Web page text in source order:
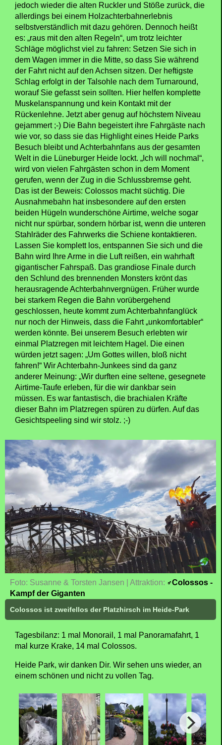
jedoch wieder die alten Ruckler und Stöße zurück, die
allerdings bei einem Holzachterbahnerlebnis
selbstverständlich mit dazu gehören. Dennoch heißt
es: „raus mit den alten Regeln“, um trotz leichter
Schläge möglichst viel zu fahren: Setzen Sie sich in
dem Wagen immer in die Mitte, so dass Sie während
der Fahrt nicht auf den Achsen sitzen. Der heftigste
Schlag erfolgt in der Talsohle nach dem Turnaround,
worauf Sie gefasst sein sollten. Hier helfen komplette
Muskelanspannung und kein Kontakt mit der
Rückenlehne. Jetzt aber genug auf höchstem Niveau
gejammert ;-) Die Bahn begeistert ihre Fahrgäste nach
wie vor, so dass sie das Highlight eines Heide Parks
Besuch bleibt und Achterbahnfans aus der gesamten
Welt in die Lüneburger Heide lockt. „Ich will nochmal“,
wird von vielen Fahrgästen schon in dem Moment
gerufen, wenn der Zug in die Schlussbremse geht.
Das ist der Beweis: Colossos macht süchtig. Die
Ausnahmebahn hat insbesondere auf den ersten
beiden Hügeln wunderschöne Airtime, welche sogar
nicht nur spürbar, sondern hörbar ist, wenn die unteren
Stahlräder des Fahrwerks die Schiene kontaktieren.
Lassen Sie komplett los, entspannen Sie sich und die
Bahn wird Ihre Arme in die Luft reißen, ein wahrhaft
gigantischer Fahrspaß. Das grandiose Finale durch
den Schlund des brennenden Monsters krönt das
herausragende Achterbahnvergnügen. Früher wurde
bei starkem Regen die Bahn vorübergehend
geschlossen, heute kommt zum Achterbahnfanglück
nur noch der Hinweis, dass die Fahrt „unkomfortabler“
werden könnte. Bei unserem Besuch erlebten wir
einmal Platzregen mit leichtem Hagel. Die einen
würden jetzt sagen: „Um Gottes willen, bloß nicht
fahren!“ Wir Achterbahn-Junkees sind da ganz
anderer Meinung: „Wir durften eine seltene, gesegnete
Airtime-Taufe erleben, für die wir dankbar sein
müssen. Es war fantastisch, die brachialen Kräfte
dieser Bahn im Platzregen spüren zu dürfen. Auf das
Gesichtspeeling sind wir stolz. ;-)
Foto: Susanne & Torsten Jansen | Attraktion:
Colossos -
Kampf der Giganten
Colossos ist zweifellos der Platzhirsch im Heide-Park
Tagesbilanz: 1 mal Monorail, 1 mal Panoramafahrt, 1
mal kurze Krake, 14 mal Colossos.
Heide Park, wir danken Dir. Wir sehen uns wieder, an
einem schönen und nicht zu vollen Tag.